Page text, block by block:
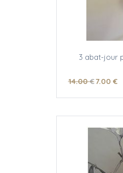
3 abat-jour
14.00 €7.00 €